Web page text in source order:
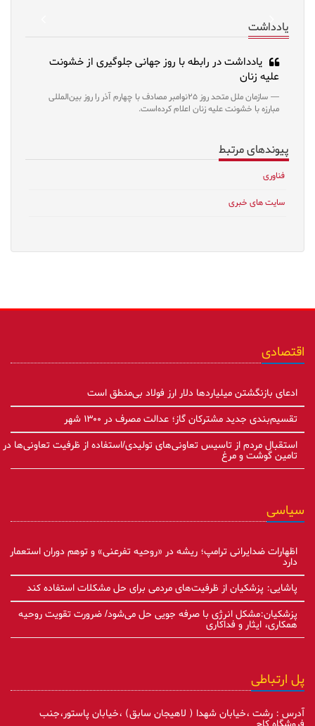
Next
یادداشت
یادداشت در رابطه با روز جهانی جلوگیری از خشونت
علیه زنان
سازمان ملل متحد روز ۲۵نوامبر مصادف با چهارم آذر را روز بین‌المللی
مبارزه با خشونت علیه زنان اعلام کرده‌است.
پیوندهای مرتبط
فناوری
سایت های خبری
اقتصادی
ادعای بازنگشتن میلیاردها دلار ارز فولاد بی‌منطق است
تقسیم‌بندی جدید مشترکان گاز؛ عدالت مصرف در ۱۳۰۰ شهر
استقبال مردم از تاسیس تعاونی‌های تولیدی/استفاده از ظرفیت تعاونی‌ها در
تامین گوشت و مرغ
سیاسی
اظهارات ضدایرانی ترامپ؛ ریشه در «روحیه تفرعنی» و توهم دوران استعمار
دارد
پاشایی: پزشکیان از ظرفیت‌های مردمی برای حل مشکلات استفاده کند
پزشکیان:مشکل انرژی با صرفه جویی حل می‌شود/ ضرورت تقویت روحیه
همکاری، ایثار و فداکاری
پل ارتباطی
آدرس : رشت ،خیابان شهدا ( لاهیجان سابق) ،خیابان پاستور،جنب